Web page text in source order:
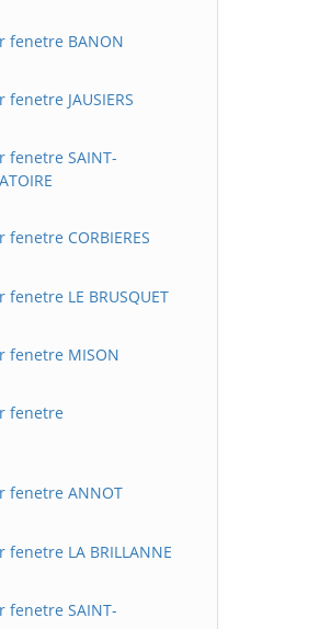
fenetre BANON
JAUSIERS
fenetre SAINT-
CORBIERES
LE BRUSQUET
fenetre MISON
fenetre
fenetre ANNOT
LA BRILLANNE
fenetre SAINT-